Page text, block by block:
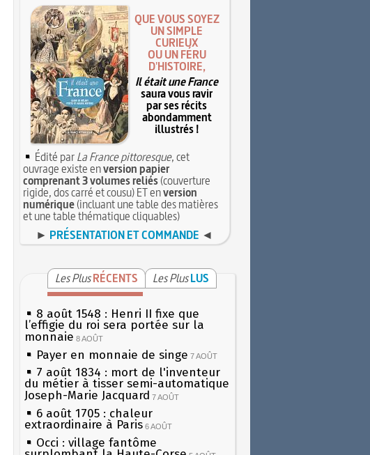
QUE VOUS SOYEZ
UN SIMPLE
CURIEUX
OU UN FÉRU
D'HISTOIRE,
Il était une France
saura vous ravir
par ses récits
abondamment
illustrés !
Édité parLa France pittoresque, cet
ouvrage existe enversion papier
comprenant 3 volumes reliés(couverture
rigide, dos carré et cousu) ET enversion
numérique(incluant une table des matières
et une table thématique cliquables)
► PRÉSENTATION ET COMMANDE ◄
Les Plus RÉCENTS Les Plus LUS
8 août 1548 : Henri II fixe que
l’effigie du roi sera portée sur la
monnaie 8 AOÛT
Payer en monnaie de singe 7 AOÛT
7 août 1834 : mort de l'inventeur
du métier à tisser semi-automatique
Joseph-Marie Jacquard 7 AOÛT
6 août 1705 : chaleur
extraordinaire à Paris 6 AOÛT
Occi : village fantôme